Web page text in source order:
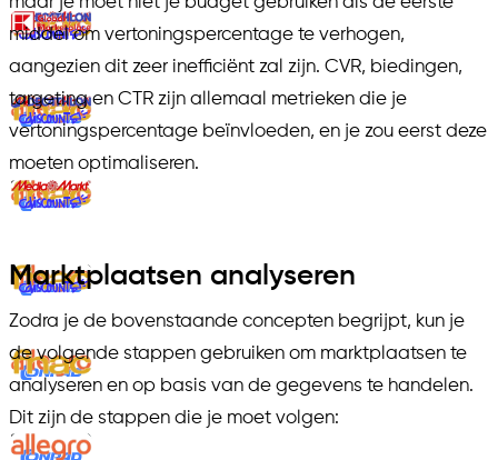
middel om vertoningspercentage te verhogen,
aangezien dit zeer inefficiënt zal zijn. CVR, biedingen,
targeting en CTR zijn allemaal metrieken die je
vertoningspercentage beïnvloeden, en je zou eerst deze
moeten optimaliseren.
Marktplaatsen analyseren
Zodra je de bovenstaande concepten begrijpt, kun je
de volgende stappen gebruiken om marktplaatsen te
analyseren en op basis van de gegevens te handelen.
Dit zijn de stappen die je moet volgen: